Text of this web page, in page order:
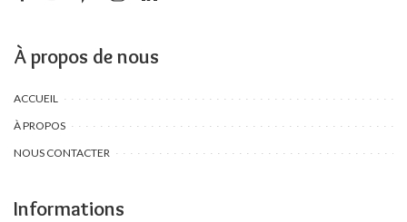
À propos de nous
ACCUEIL
À PROPOS
NOUS CONTACTER
Informations